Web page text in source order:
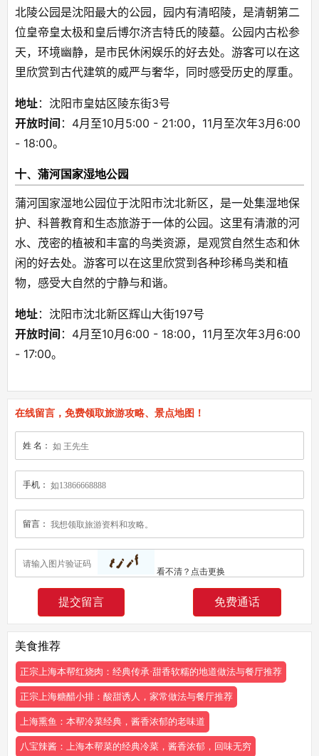
北陵公园是沈阳最大的公园，园内有清昭陵，是清朝第二
位皇帝皇太极和皇后博尔济吉特氏的陵墓。公园内古松参
天，环境幽静，是市民休闲娱乐的好去处。游客可以在这
里欣赏到古代建筑的威严与奢华，同时感受历史的厚重。
地址：沈阳市皇姑区陵东街3号
开放时间 ：4月至10月5:00 - 21:00，11月至次年3月6:00
- 18:00。
十、蒲河国家湿地公园
蒲河国家湿地公园位于沈阳市沈北新区，是一处集湿地保
护、科普教育和生态旅游于一体的公园。这里有清澈的河
水、茂密的植被和丰富的鸟类资源，是观赏自然生态和休
闲的好去处。游客可以在这里欣赏到各种珍稀鸟类和植
物，感受大自然的宁静与和谐。
地址：沈阳市沈北新区辉山大街197号
开放时间 ：4月至10月6:00 - 18:00，11月至次年3月6:00
- 17:00。
在线留言，免费领取旅游攻略、景点地图！
姓 名：
手机：
留言：
看不清？ 点击更换
免费通话
美食推荐
正宗上海本帮红烧肉：经典传承·甜香软糯的地道做法与餐厅推荐
正宗上海糖醋小排：酸甜诱人，家常做法与餐厅推荐
上海熏鱼：本帮冷菜经典，酱香浓郁的老味道
八宝辣酱：上海本帮菜的经典冷菜，酱香浓郁，回味无穷